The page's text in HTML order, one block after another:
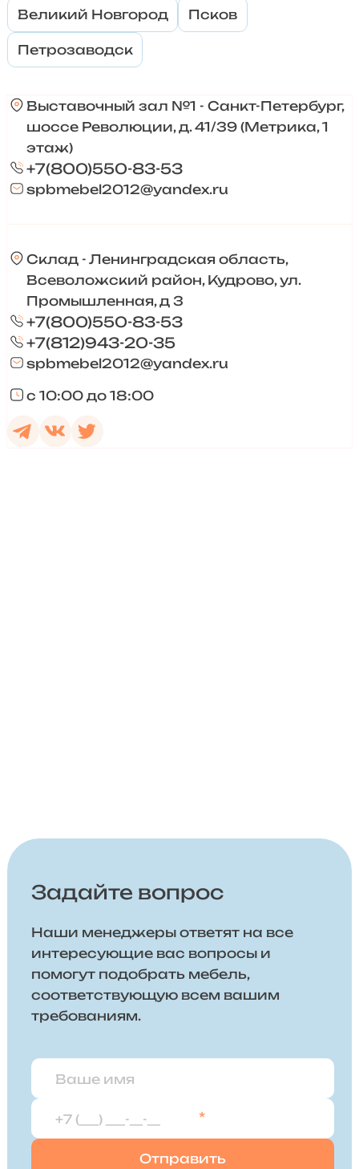
Великий Новгород Псков
Петрозаводск
Выставочный зал №1 - Санкт-Петербург,
шоссе Революции, д. 41/39 (Метрика, 1
этаж)
+7(800)550-83-53
spbmebel2012@yandex.ru
Склад - Ленинградская область,
Всеволожский район, Кудрово, ул.
Промышленная, д 3
+7(800)550-83-53
+7(812)943-20-35
spbmebel2012@yandex.ru
с 10:00 до 18:00
Задайте вопрос
Наши менеджеры ответят на все
интересующие вас вопросы и
помогут подобрать мебель,
соответствующую всем вашим
требованиям.
*